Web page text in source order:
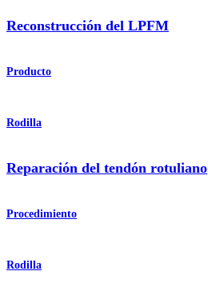
Reconstrucción del LPFM
Producto
Rodilla
Reparación del tendón rotuliano
Procedimiento
Rodilla